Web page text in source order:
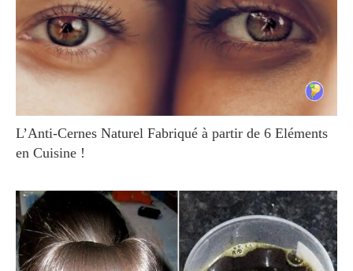
L’Anti-Cernes Naturel Fabriqué à partir de 6 Eléments
en Cuisine !